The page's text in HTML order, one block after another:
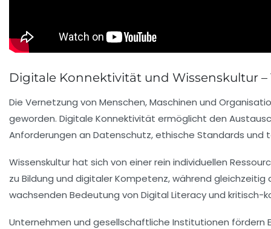
Digitale Konnektivität und Wissenskultur
Die Vernetzung von Menschen, Maschinen und
geworden. Digitale Konnektivität ermöglicht den
Anforderungen an Datenschutz, ethische Standards und
Wissenskultur hat sich von einer rein individuellen
zu Bildung und digitaler Kompetenz, während
wachsenden Bedeutung von Digital Literacy und
Unternehmen und gesellschaftliche Institutionen fördern